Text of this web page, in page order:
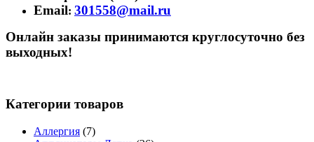
Email: 301558@mail.ru
Онлайн заказы принимаются круглосуточно без
выходных!
Категории товаров
Аллергия (7)